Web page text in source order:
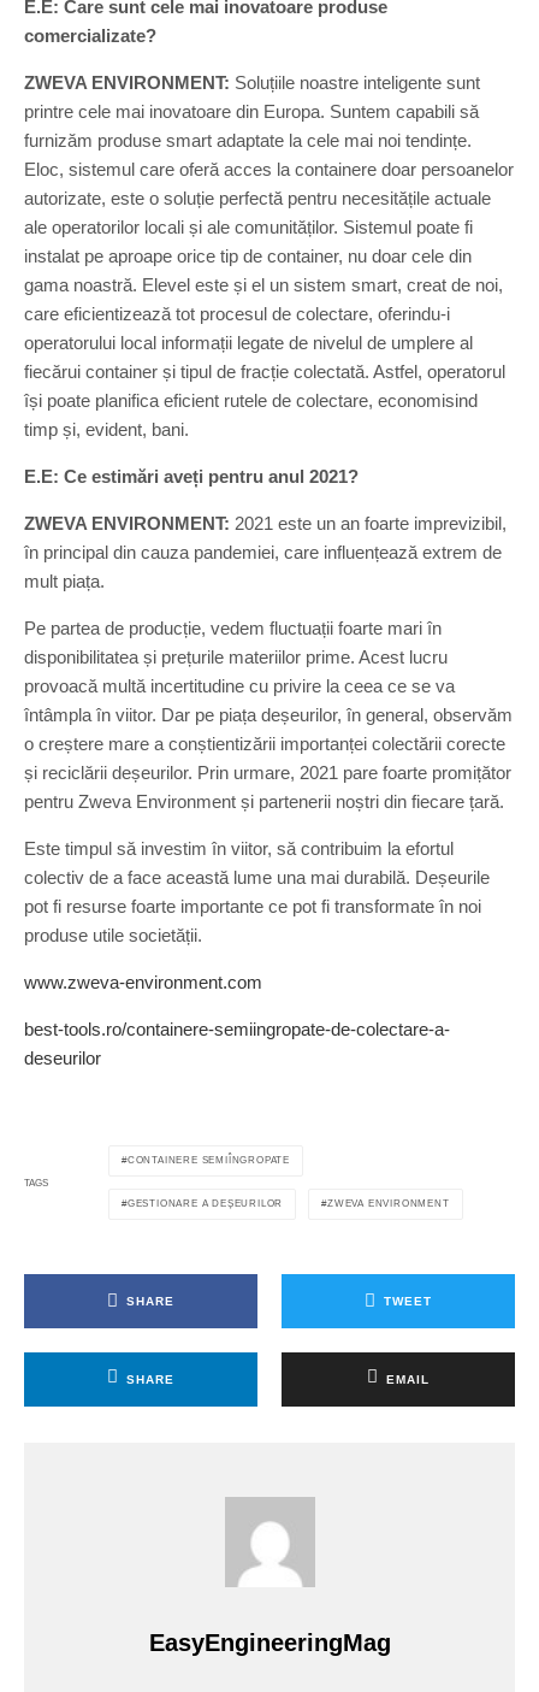
E.E: Care sunt cele mai inovatoare produse
comercializate?
ZWEVA ENVIRONMENT: Soluțiile noastre inteligente sunt
printre cele mai inovatoare din Europa. Suntem capabili să
furnizăm produse smart adaptate la cele mai noi tendințe.
Eloc, sistemul care oferă acces la containere doar persoanelor
autorizate, este o soluție perfectă pentru necesitățile actuale
ale operatorilor locali și ale comunităților. Sistemul poate fi
instalat pe aproape orice tip de container, nu doar cele din
gama noastră. Elevel este și el un sistem smart, creat de noi,
care eficientizează tot procesul de colectare, oferindu-i
operatorului local informații legate de nivelul de umplere al
fiecărui container și tipul de fracție colectată. Astfel, operatorul
își poate planifica eficient rutele de colectare, economisind
timp și, evident, bani.
E.E: Ce estimări aveți pentru anul 2021?
ZWEVA ENVIRONMENT: 2021 este un an foarte imprevizibil,
în principal din cauza pandemiei, care influențează extrem de
mult piața.
Pe partea de producție, vedem fluctuații foarte mari în
disponibilitatea și prețurile materiilor prime. Acest lucru
provoacă multă incertitudine cu privire la ceea ce se va
întâmpla în viitor. Dar pe piața deșeurilor, în general, observăm
o creștere mare a conștientizării importanței colectării corecte
și reciclării deșeurilor. Prin urmare, 2021 pare foarte promițător
pentru Zweva Environment și partenerii noștri din fiecare țară.
Este timpul să investim în viitor, să contribuim la efortul
colectiv de a face această lume una mai durabilă. Deșeurile
pot fi resurse foarte importante ce pot fi transformate în noi
produse utile societății.
www.zweva-environment.com
best-tools.ro/containere-semiingropate-de-colectare-a-
deseurilor
TAGS
CONTAINERE SEMIÎNGROPATE
GESTIONARE A DEȘEURILOR ZWEVA ENVIRONMENT
SHARE TWEET
SHARE EMAIL
EasyEngineeringMag